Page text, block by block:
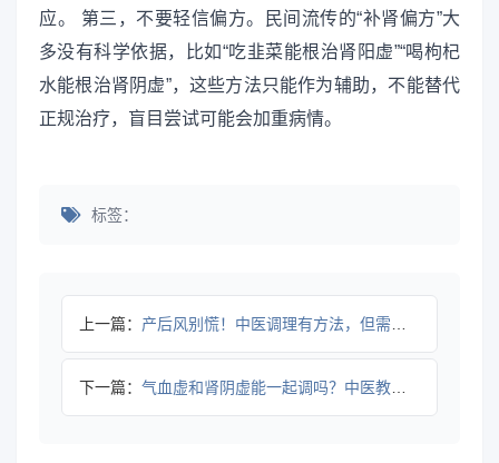
应。 第三，不要轻信偏方。民间流传的“补肾偏方”大
多没有科学依据，比如“吃韭菜能根治肾阳虚”“喝枸杞
水能根治肾阴虚”，这些方法只能作为辅助，不能替代
正规治疗，盲目尝试可能会加重病情。
标签：
上一篇： 产后风别慌！中医调理有方法，但需辨证用药
下一篇： 气血虚和肾阴虚能一起调吗？中医教你3招协同改善